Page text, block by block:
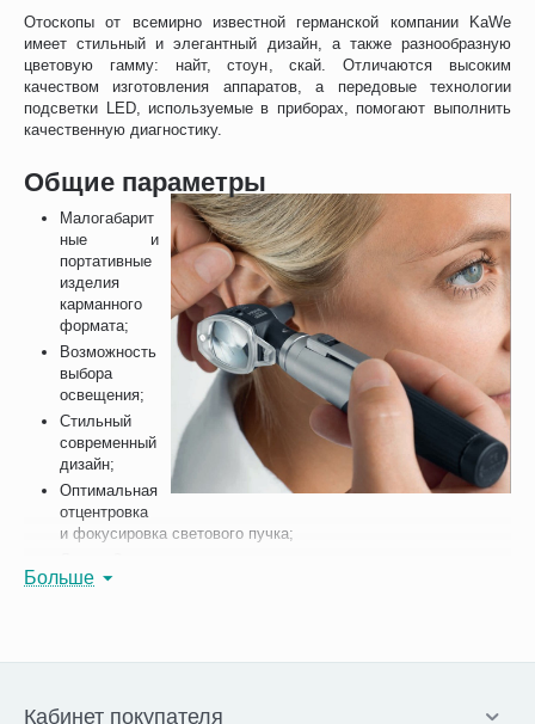
Отоскопы от всемирно известной германской компании KaWe
имеет стильный и элегантный дизайн, а также разнообразную
цветовую гамму: найт, стоун, скай. Отличаются высоким
качеством изготовления аппаратов, а передовые технологии
подсветки LED, используемые в приборах, помогают выполнить
качественную диагностику.
Общие параметры
Малогабарит
ные и
портативные
изделия
карманного
формата;
Возможность
выбора
освещения;
Стильный
современный
дизайн;
Оптимальная
отцентровка
и фокусировка светового пучка;
изготовления. Таким образом, серия KaWe ПИККОЛАЙТ
Больше
Кабинет покупателя